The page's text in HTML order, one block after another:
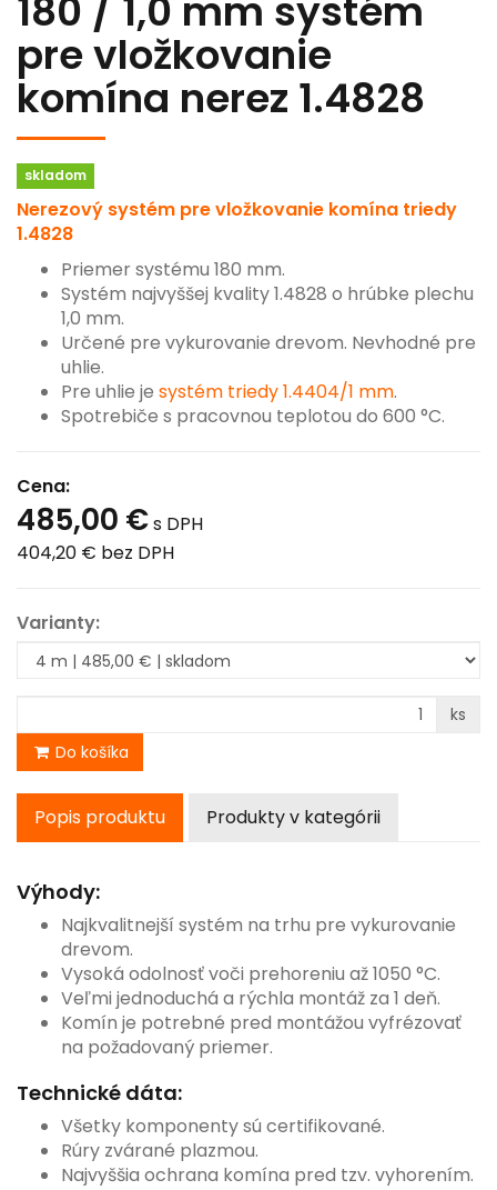
180 / 1,0 mm systém
pre vložkovanie
komína nerez 1.4828
skladom
Nerezový systém pre vložkovanie komína triedy
1.4828
Priemer systému 180 mm.
Systém najvyššej kvality 1.4828 o hrúbke plechu
1,0 mm.
Určené pre vykurovanie drevom. Nevhodné pre
uhlie.
Pre uhlie je systém triedy 1.4404/1 mm.
Spotrebiče s pracovnou teplotou do 600 °C.
Cena:
485,00 €s DPH
404,20 € bez DPH
Varianty:
ks
Do košíka
Popis produktu Produkty v kategórii
Výhody:
Najkvalitnejší systém na trhu pre vykurovanie
drevom.
Vysoká odolnosť voči prehoreniu až 1050 °C.
Veľmi jednoduchá a rýchla montáž za 1 deň.
Komín je potrebné pred montážou vyfrézovať
na požadovaný priemer.
Technické dáta:
Všetky komponenty sú certifikované.
Rúry zvárané plazmou.
Najvyššia ochrana komína pred tzv. vyhorením.